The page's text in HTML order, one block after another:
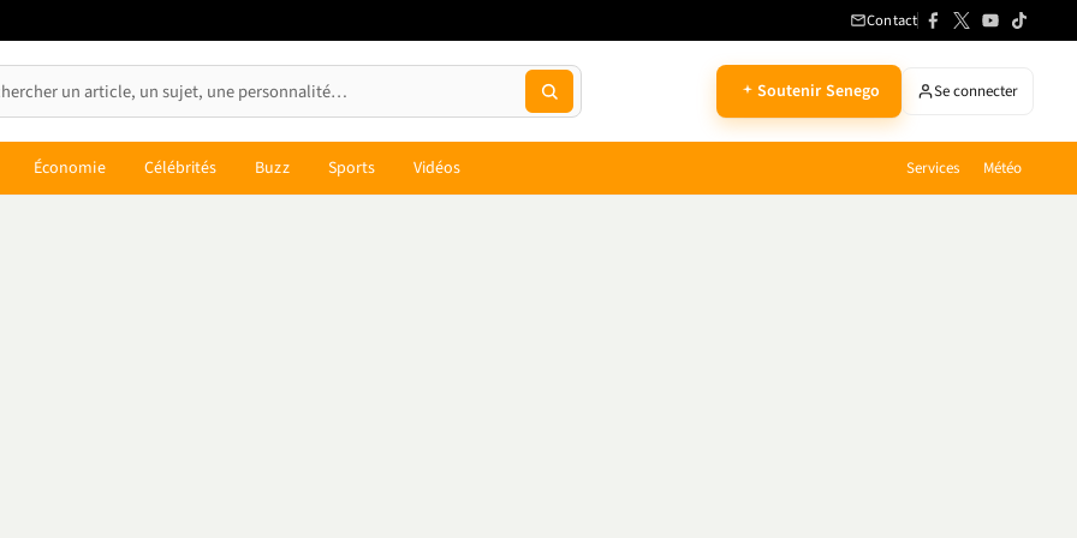
Contact
Soutenir Senego Se connecter
Économie Célébrités Buzz Sports Vidéos Services Météo